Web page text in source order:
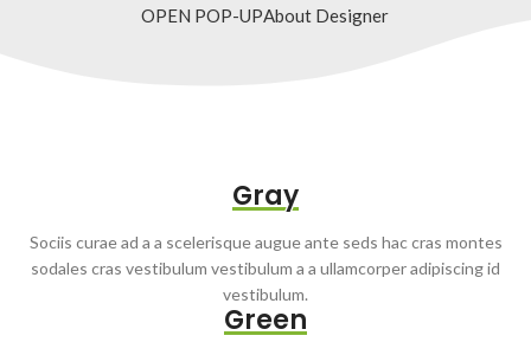
OPEN POP-UPAbout Designer
Gray
Sociis curae ad a a scelerisque augue ante seds hac cras montes
sodales cras vestibulum vestibulum a a ullamcorper adipiscing id
vestibulum.
Green